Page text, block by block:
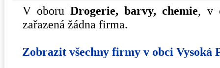
V oboruDrogerie, barvy, chemie, v
zařazená žádna firma.
Zobrazit všechny firmy v obci Vysoká